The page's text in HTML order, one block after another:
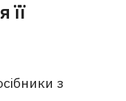
її
з